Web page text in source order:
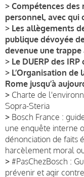
> Compétences des
personnel, avec qui
> Les allègements
publique dévoyée
devenue une trappe
> Le DUERP des
> L’Organisation de
Rome jusqu’à
> Charte de
Sopra-Steria
> Bosch France :
une enquête interne
dénonciation de faits
harcèlement moral
> #PasChezBosch :
prévenir et agir